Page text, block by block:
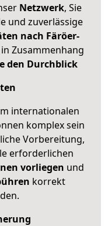
Netzwerk, Sie
und zuverlässige
nach Färöer-
Zusammenhang
den Durchblick
internationalen
komplex sein
Vorbereitung,
erforderlichen
vorliegen und
korrekt